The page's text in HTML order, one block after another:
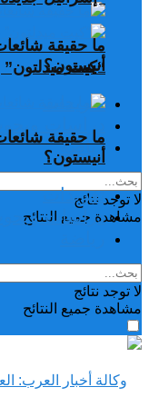
ما حقيقة شائعات
أنيستون؟
تغريدات
دراسات
رياضة
لا توجد نتائج
مشاهدة جميع النتائح
“كيت
ما حقيقة شائعات
أنيستون؟
تغريدات
دراسات
لا توجد نتائج
مشاهدة جميع النتائح